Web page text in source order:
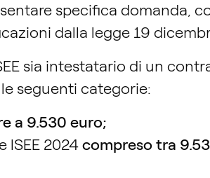
specifica domanda,
dalla legge 19
sia intestatario di un
seguenti categorie:
a 9.530 euro;
2024compreso tra